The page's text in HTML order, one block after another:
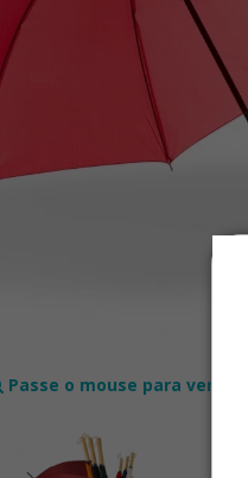
Passe o mouse para ver